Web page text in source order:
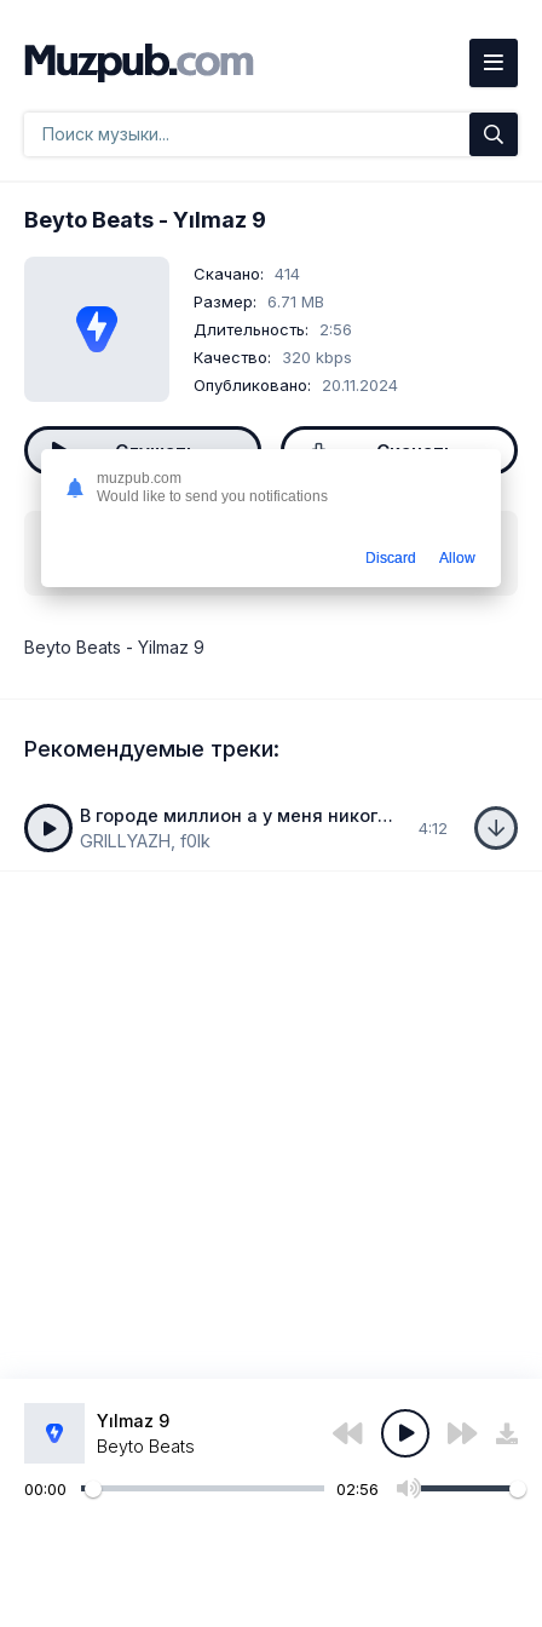
Beyto Beats - Yılmaz 9
Скачано:
414
Размер:
6.71 MB
Длительность:
2:56
Качество:
320 kbps
Опубликовано:
20.11.2024
Слушать Скачать
Beyto Beats - Yilmaz 9
Рекомендуемые треки:
В городе миллион а у меня никого (Mercury Beats Remix)
GRILLYAZH, f0lk
4:12
Yılmaz 9
Beyto Beats
00:00 02:56
muzpub.com
Would like to send you notifications
Discard Allow